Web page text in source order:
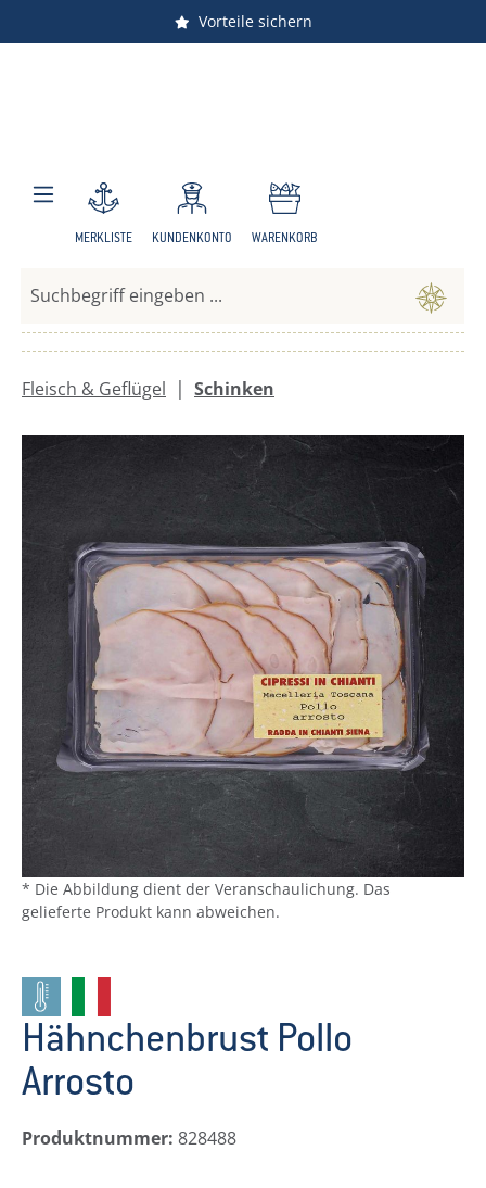
Zum Hauptinhalt springen
Vorteile sichern
Versandkostenfrei ab 150 €
MERKLISTE KUNDENKONTO WARENKORB
Fleisch & Geflügel | Schinken
Bildergalerie überspringen
* Die Abbildung dient der Veranschaulichung. Das
gelieferte Produkt kann abweichen.
Hähnchenbrust Pollo
Arrosto
Produktnummer: 828488